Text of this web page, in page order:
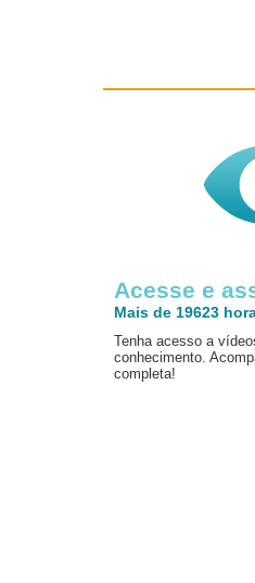
Acesse e
Mais de 19623
Tenha acesso a
conhecimento.
completa!